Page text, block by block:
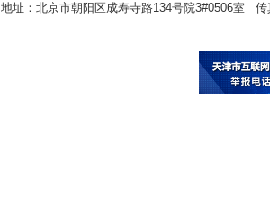
地址：北京市朝阳区成寿寺路134号院3#0506室